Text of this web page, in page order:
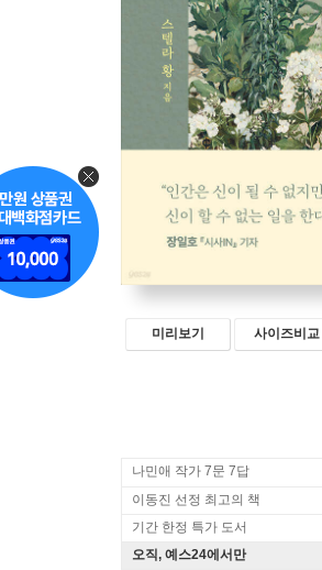
미리보기 사이즈비교
나민애 작가 7문 7답
이동진 선정 최고의 책
기간 한정 특가 도서
오직, 예스24에서만